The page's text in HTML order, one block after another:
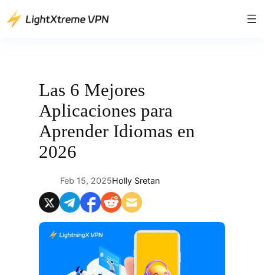
Saltar
Las 6 Mejores
Aplicaciones para
Aprender Idiomas en
2026
Feb 15, 2025Holly Sretan